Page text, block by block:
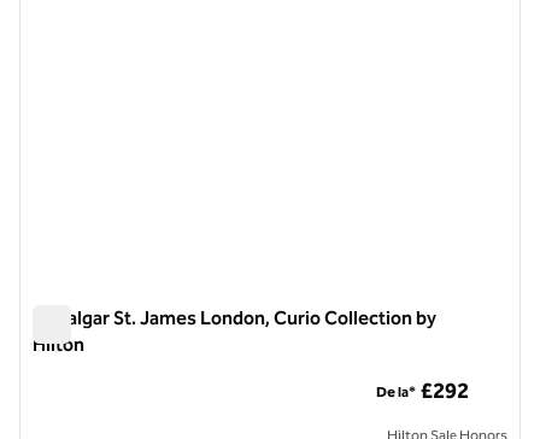
Trafalgar St. James London, Curio Collection by
Hilton
De la* £292
Hilton Sale Honors